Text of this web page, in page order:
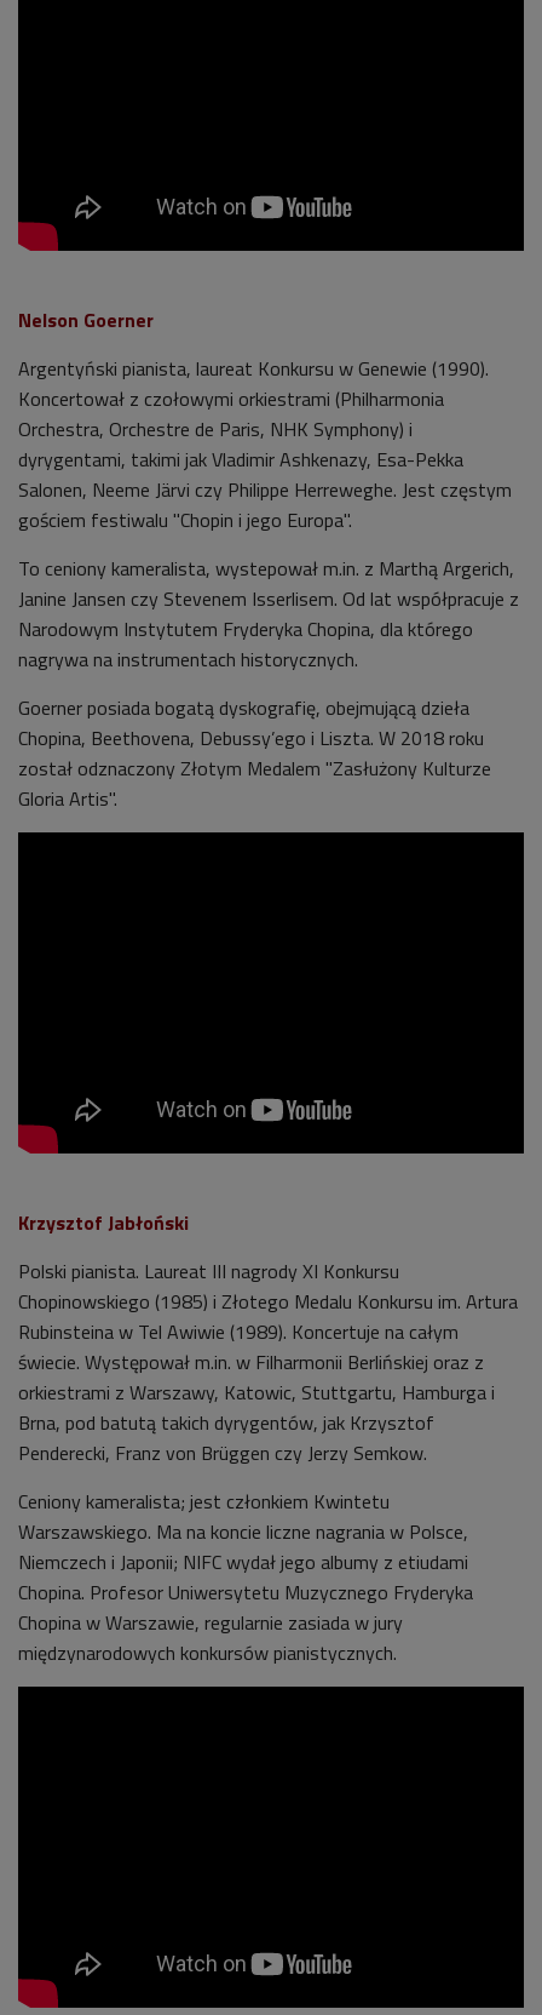
Nelson Goerner
Argentyński pianista, laureat Konkursu w Genewie (1990).
Koncertował z czołowymi orkiestrami (Philharmonia
Orchestra, Orchestre de Paris, NHK Symphony) i
dyrygentami, takimi jak Vladimir Ashkenazy, Esa-Pekka
Salonen, Neeme Järvi czy Philippe Herreweghe. Jest częstym
gościem festiwalu "Chopin i jego Europa".
To ceniony kameralista, wystepował m.in. z Marthą Argerich,
Janine Jansen czy Stevenem Isserlisem. Od lat współpracuje z
Narodowym Instytutem Fryderyka Chopina, dla którego
nagrywa na instrumentach historycznych.
Goerner posiada bogatą dyskografię, obejmującą dzieła
Chopina, Beethovena, Debussy’ego i Liszta. W 2018 roku
został odznaczony Złotym Medalem "Zasłużony Kulturze
Gloria Artis".
Krzysztof Jabłoński
Polski pianista. Laureat III nagrody XI Konkursu
Chopinowskiego (1985) i Złotego Medalu Konkursu im. Artura
Rubinsteina w Tel Awiwie (1989). Koncertuje na całym
świecie. Występował m.in. w Filharmonii Berlińskiej oraz z
orkiestrami z Warszawy, Katowic, Stuttgartu, Hamburga i
Brna, pod batutą takich dyrygentów, jak Krzysztof
Penderecki, Franz von Brüggen czy Jerzy Semkow.
Ceniony kameralista; jest członkiem Kwintetu
Warszawskiego. Ma na koncie liczne nagrania w Polsce,
Niemczech i Japonii; NIFC wydał jego albumy z etiudami
Chopina. Profesor Uniwersytetu Muzycznego Fryderyka
Chopina w Warszawie, regularnie zasiada w jury
międzynarodowych konkursów pianistycznych.